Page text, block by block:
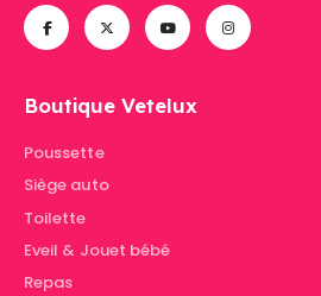
Boutique Vetelux
Poussette
Siège auto
Toilette
Eveil & Jouet bébé
Repas